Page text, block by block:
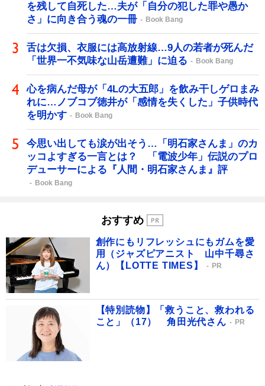
を残して自死した…夫が「自分の犯した罪や愚か
さ」に向き合う魂の一冊
Book Bang
舌は欠損、衣服には高放射線…9人の若者が死んだ
「世界一不気味な山岳遭難」に迫る
Book Bang
心を病んだ母が「4Lの大五郎」を飲み干しゲロまみ
れに…ノブコブ徳井が「感情を失くした」子供時代
を明かす
Book Bang
今思い出しても涙が出そう…「明石家さんま」のカ
ッコよすぎる一言とは？ 「電波少年」伝説のプロ
デューサーによる『人間・明石家さんま』評
Book Bang
おすすめ
創作にもリフレッシュにもガムを愛
用（ジャズピアニスト 山中千尋さ
ん）【LOTTE TIMES】
PR
【特別読物】「救うこと、救われる
こと」（17） 角田光代さん
PR